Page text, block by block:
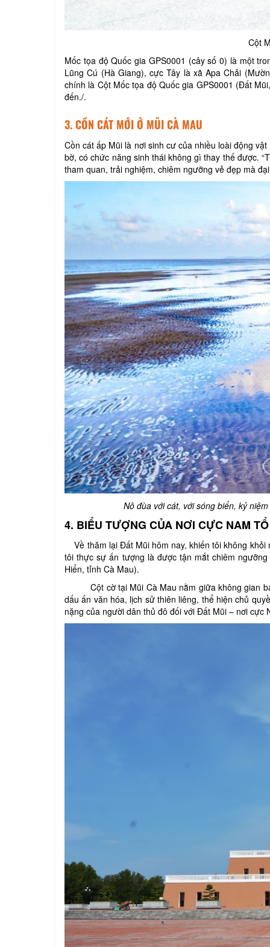
Cột
Mốc tọa độ Quốc gia GPS0001 (cây số 0) là một
Lũng Cú (Hà Giang), cực Tây là xã Apa Chải
chính là Cột Mốc tọa độ Quốc gia GPS0001 (Đất
đến./.
3. CỒN CÁT MỚI Ở MŨI CÀ MAU
Cồn cát ấp Mũi là nơi sinh cư của nhiều loài động
bờ, có chức năng sinh thái không gì thay thế được.
tham quan, trải nghiệm, chiêm ngưỡng vẻ đẹp mà
Nô đùa với cát, với sóng biển, kỷ
4. BIỂU TƯỢNG CỦA NƠI CỰC NAM
Về thăm lại Đất Mũi hôm nay, khiến tôi không khỏi
tôi thực sự ấn tượng là được tận mắt chiêm
Hiển, tỉnh Cà Mau).
Cột cờ tại Mũi Cà Mau nằm giữa không gian
dấu ấn văn hóa, lịch sử thiên liêng, thể hiện chủ
nặng của người dân thủ đô đối với Đất Mũi – nơi cực